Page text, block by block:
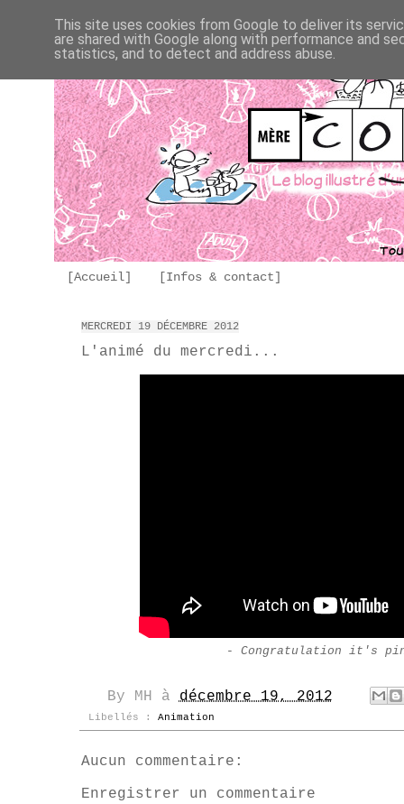
[Accueil] [Infos & contact]
MERCREDI 19 DÉCEMBRE 2012
L'animé du mercredi...
- Congratulation it's
By MH àdécembre 19, 2012
Libellés : Animation
Aucun commentaire:
Enregistrer un commentaire
This site uses cookies from Google to deliver its
are shared with Google along with performance and
statistics, and to detect and address abuse.